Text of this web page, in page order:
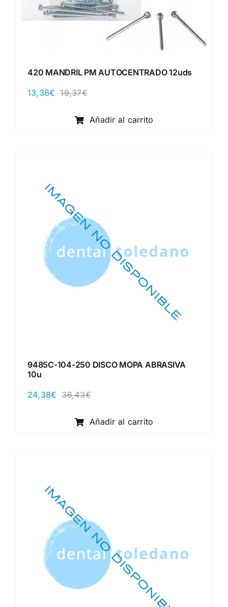
420 MANDRIL PM AUTOCENTRADO 12uds
19,37€El
original
era:
13,36€
El
actual
es:
Añadir al carrito
9485C-104-250 DISCO MOPA ABRASIVA
10u
36,43€El
original
era:
24,38€
El
actual
es:
Añadir al carrito